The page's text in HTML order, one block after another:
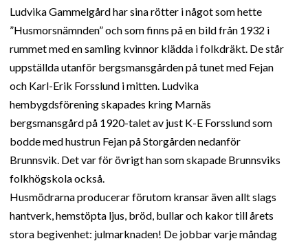
Ludvika Gammelgård har sina rötter i något som hette
”Husmorsnämnden” och som finns på en bild från 1932 i
rummet med en samling kvinnor klädda i folkdräkt. De står
uppställda utanför bergsmansgården på tunet med Fejan
och Karl-Erik Forsslund i mitten. Ludvika
hembygdsförening skapades kring Marnäs
bergsmansgård på 1920-talet av just K-E Forsslund som
bodde med hustrun Fejan på Storgården nedanför
Brunnsvik. Det var för övrigt han som skapade Brunnsviks
folkhögskola också.
Husmödrarna producerar förutom kransar även allt slags
hantverk, hemstöpta ljus, bröd, bullar och kakor till årets
stora begivenhet: julmarknaden! De jobbar varje måndag